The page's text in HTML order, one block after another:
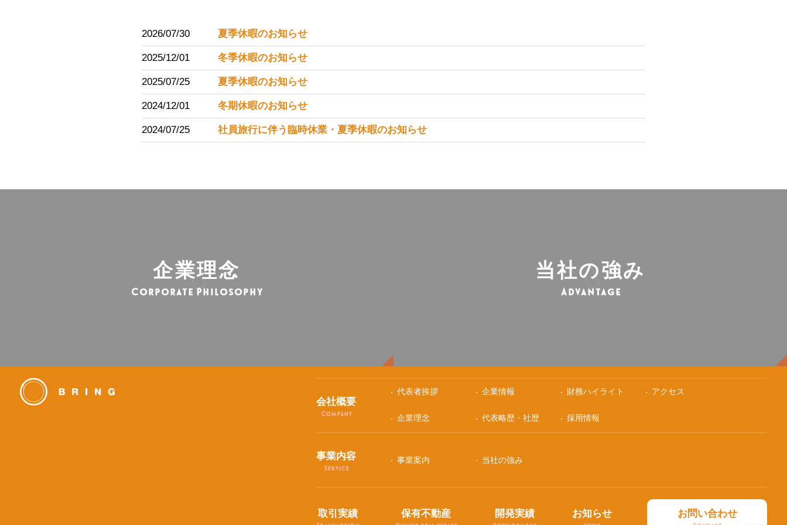
2026/07/30 夏季休暇のお知らせ
2025/12/01 冬季休暇のお知らせ
2025/07/25 夏季休暇のお知らせ
2024/12/01 冬期休暇のお知らせ
2024/07/25 社員旅行に伴う臨時休業・夏季休暇のお知らせ
企業理念
Corporate Philosophy
当社の強み
Advantage
会社概要
Company
代表者挨拶
企業理念
企業情報
代表略歴・社歴
財務ハイライト
採用情報
アクセス
事業内容
Service
事業案内 当社の強み
取引実績 保有不動産 開発実績 お知らせ お問い合わせ